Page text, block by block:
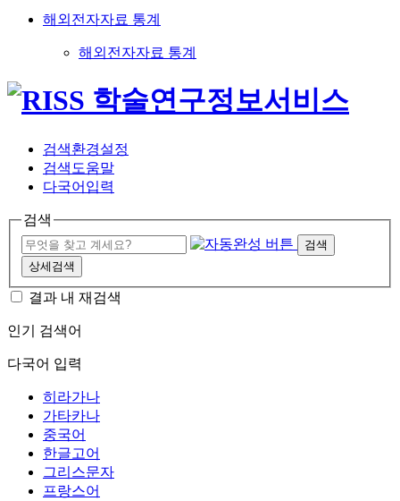
해외전자자료 통계
해외전자자료 통계
검색환경설정
검색도움말
다국어입력
검색
검색
상세검색
결과 내 재검색
인기 검색어
다국어 입력
히라가나
가타카나
중국어
한글고어
그리스문자
프랑스어